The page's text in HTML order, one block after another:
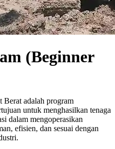
(Beginner
Berat adalah program
untuk menghasilkan tenaga
dalam mengoperasikan
efisien, dan sesuai dengan